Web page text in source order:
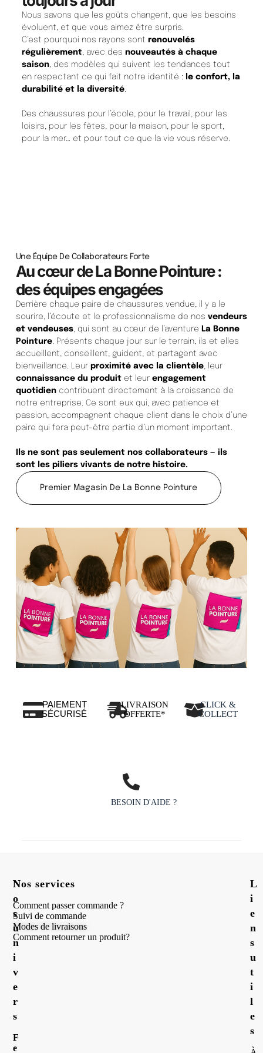
Nous savons que les goûts changent, que les besoins
évoluent, et que vous aimez être surpris.
C’est pourquoi nos rayons sont renouvelés
régulièrement, avec des nouveautés à chaque
saison, des modèles qui suivent les tendances tout
en respectant ce qui fait notre identité : le confort, la
durabilité et la diversité.
Des chaussures pour l’école, pour le travail, pour les
loisirs, pour les fêtes, pour la maison, pour le sport,
pour la mer… et pour tout ce que la vie vous réserve.
Une Équipe De Collaborateurs Forte ​
Au cœur de La Bonne Pointure :
des équipes engagées
Derrière chaque paire de chaussures vendue, il y a le
sourire, l’écoute et le professionnalisme de nos vendeurs
et vendeuses, qui sont au cœur de l’aventure La Bonne
Pointure. Présents chaque jour sur le terrain, ils et elles
accueillent, conseillent, guident, et partagent avec
bienveillance. Leur proximité avec la clientèle, leur
connaissance du produitet leur engagement
quotidiencontribuent directement à la croissance de
notre entreprise. Ce sont eux qui, avec patience et
passion, accompagnent chaque client dans le choix d’une
paire qui fera peut-être partie d’un moment important.
Ils ne sont pas seulement nos collaborateurs — ils
sont les piliers vivants de notre histoire.
Premier Magasin De La Bonne Pointure
PAIEMENT
SÉCURISÉ
LIVRAISON
OFFERTE*
CLICK &
COLLECT
BESOIN D'AIDE ?
N
o
s
u
n
i
v
e
r
s
F
e
Nos services
Comment passer commande ?
Suivi de commande
Modes de livraisons
Comment retourner un produit?
L
i
e
n
s
u
t
i
l
e
s